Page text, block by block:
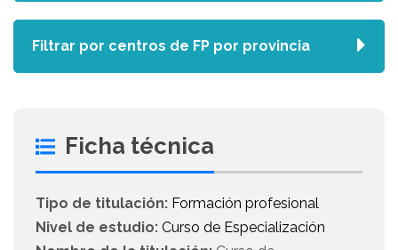
Ficha técnica
Tipo de titulación: Formación profesional
Nivel de estudio: Curso de Especialización
Filtrar por centros de FP por provincia